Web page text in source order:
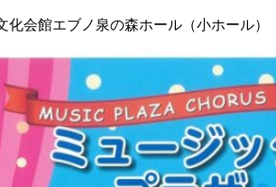
化会館エブノ泉の森ホール（小ホール）